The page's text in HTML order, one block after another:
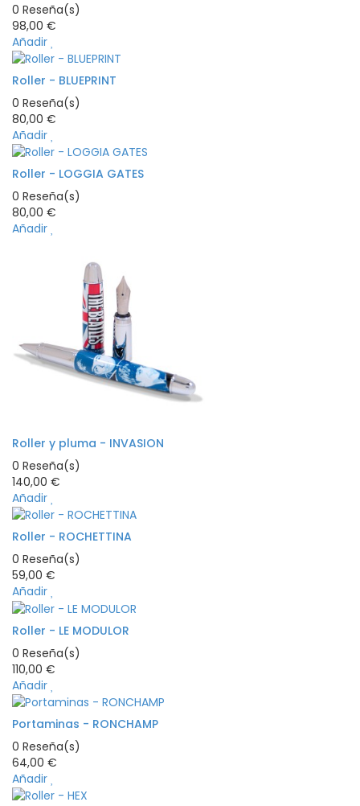
0 Reseña(s)
98,00 €
Añadir
Roller - BLUEPRINT
0 Reseña(s)
80,00 €
Añadir
Roller - LOGGIA GATES
0 Reseña(s)
80,00 €
Añadir
Roller y pluma - INVASION
0 Reseña(s)
140,00 €
Añadir
Roller - ROCHETTINA
0 Reseña(s)
59,00 €
Añadir
Roller - LE MODULOR
0 Reseña(s)
110,00 €
Añadir
Portaminas - RONCHAMP
0 Reseña(s)
64,00 €
Añadir